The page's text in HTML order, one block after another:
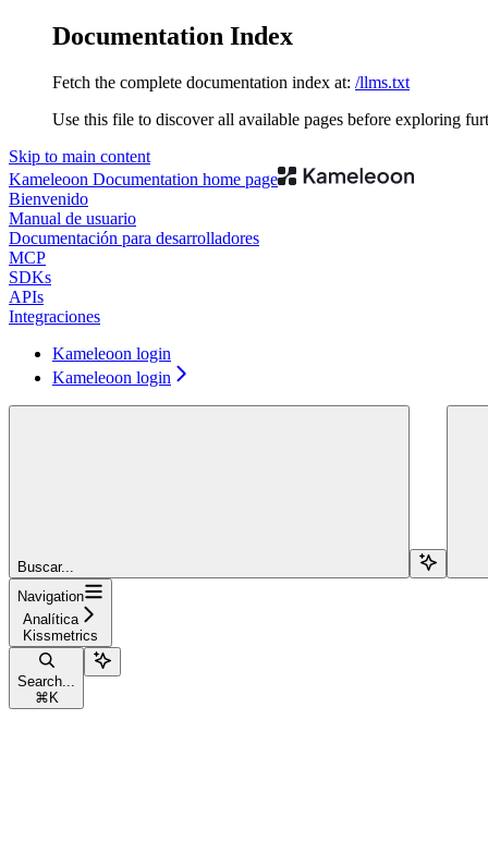
Documentation Index
Fetch the complete documentation index at: /llms.txt
Use this file to discover all available pages before exploring
Skip to main content
Kameleoon Documentation home page
Bienvenido
Manual de usuario
Documentación para desarrolladores
MCP
SDKs
APIs
Integraciones
Kameleoon login
Kameleoon login
Buscar...
Navigation
Analítica
Kissmetrics
Search...
⌘ K